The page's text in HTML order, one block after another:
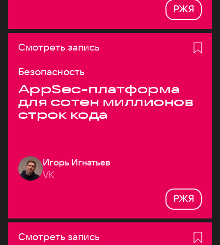
РЖЯ
Смотреть запись
Безопасность
AppSec-платформа
для сотен миллионов
строк кода
Игорь Игнатьев
VK
РЖЯ
Смотреть запись